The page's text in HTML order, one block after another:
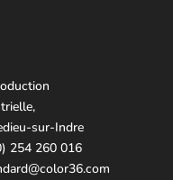
sur-Indre
254 260 016